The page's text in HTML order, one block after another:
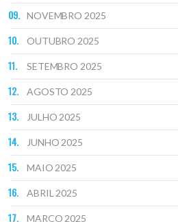
NOVEMBRO 2025
OUTUBRO 2025
SETEMBRO 2025
AGOSTO 2025
JULHO 2025
JUNHO 2025
MAIO 2025
ABRIL 2025
MARÇO 2025